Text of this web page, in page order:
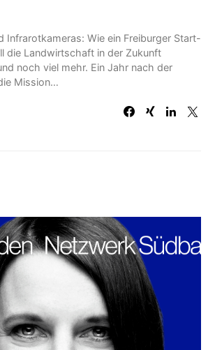
Infrarotkameras: Wie ein Freiburger Start-
die Landwirtschaft in der Zukunft
noch viel mehr. Ein Jahr nach der
Mission…